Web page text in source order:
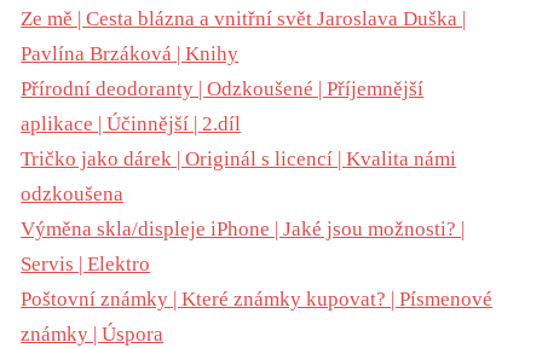
Ze mě | Cesta blázna a vnitřní svět Jaroslava Duška |
Pavlína Brzáková | Knihy
Přírodní deodoranty | Odzkoušené | Příjemnější
aplikace | Účinnější | 2.díl
Tričko jako dárek | Originál s licencí | Kvalita námi
odzkoušena
Výměna skla/displeje iPhone | Jaké jsou možnosti? |
Servis | Elektro
Poštovní známky | Které známky kupovat? | Písmenové
známky | Úspora